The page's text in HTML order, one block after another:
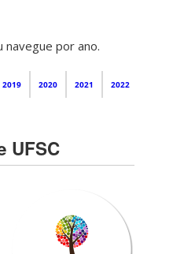
navegue por ano.
2019 2020 2021 2022
UFSC